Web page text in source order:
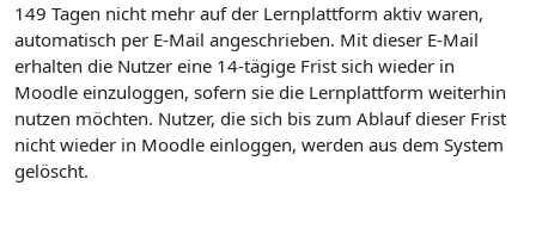
149 Tagen nicht mehr auf der Lernplattform aktiv waren,
automatisch per E-Mail angeschrieben. Mit dieser E-Mail
erhalten die Nutzer eine 14-tägige Frist sich wieder in
Moodle einzuloggen, sofern sie die Lernplattform weiterhin
nutzen möchten. Nutzer, die sich bis zum Ablauf dieser Frist
nicht wieder in Moodle einloggen, werden aus dem System
gelöscht.